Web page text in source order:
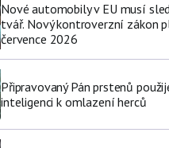
Nové automobily v EU musí
tvář. Nový kontroverzní zákon
července 2026
Připravovaný Pán prstenů
inteligenci k omlazení herců